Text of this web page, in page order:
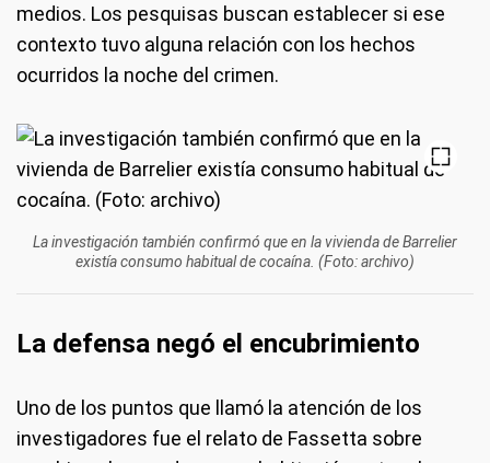
medios. Los pesquisas buscan establecer si ese
contexto tuvo alguna relación con los hechos
ocurridos la noche del crimen.
La investigación también confirmó que en la vivienda de Barrelier
existía consumo habitual de cocaína. (Foto: archivo)
La defensa negó el encubrimiento
Uno de los puntos que llamó la atención de los
investigadores fue el relato de Fassetta sobre